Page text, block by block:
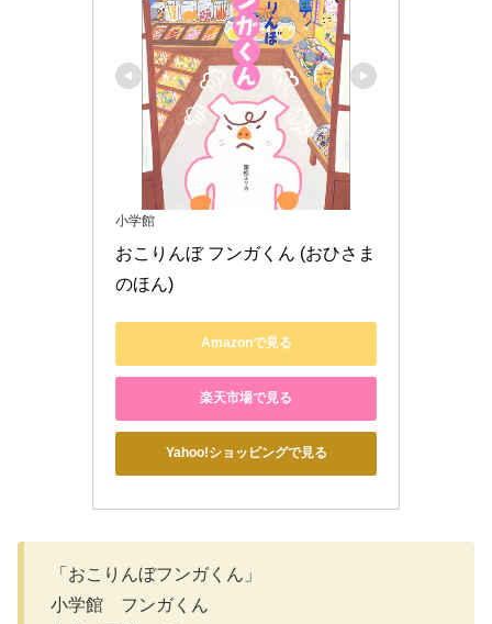
小学館
おこりんぼ フンガくん (おひさま
のほん)
Amazonで見る
楽天市場で見る
Yahoo!ショッピングで見る
「おこりんぼフンガくん」
小学館 フンガくん